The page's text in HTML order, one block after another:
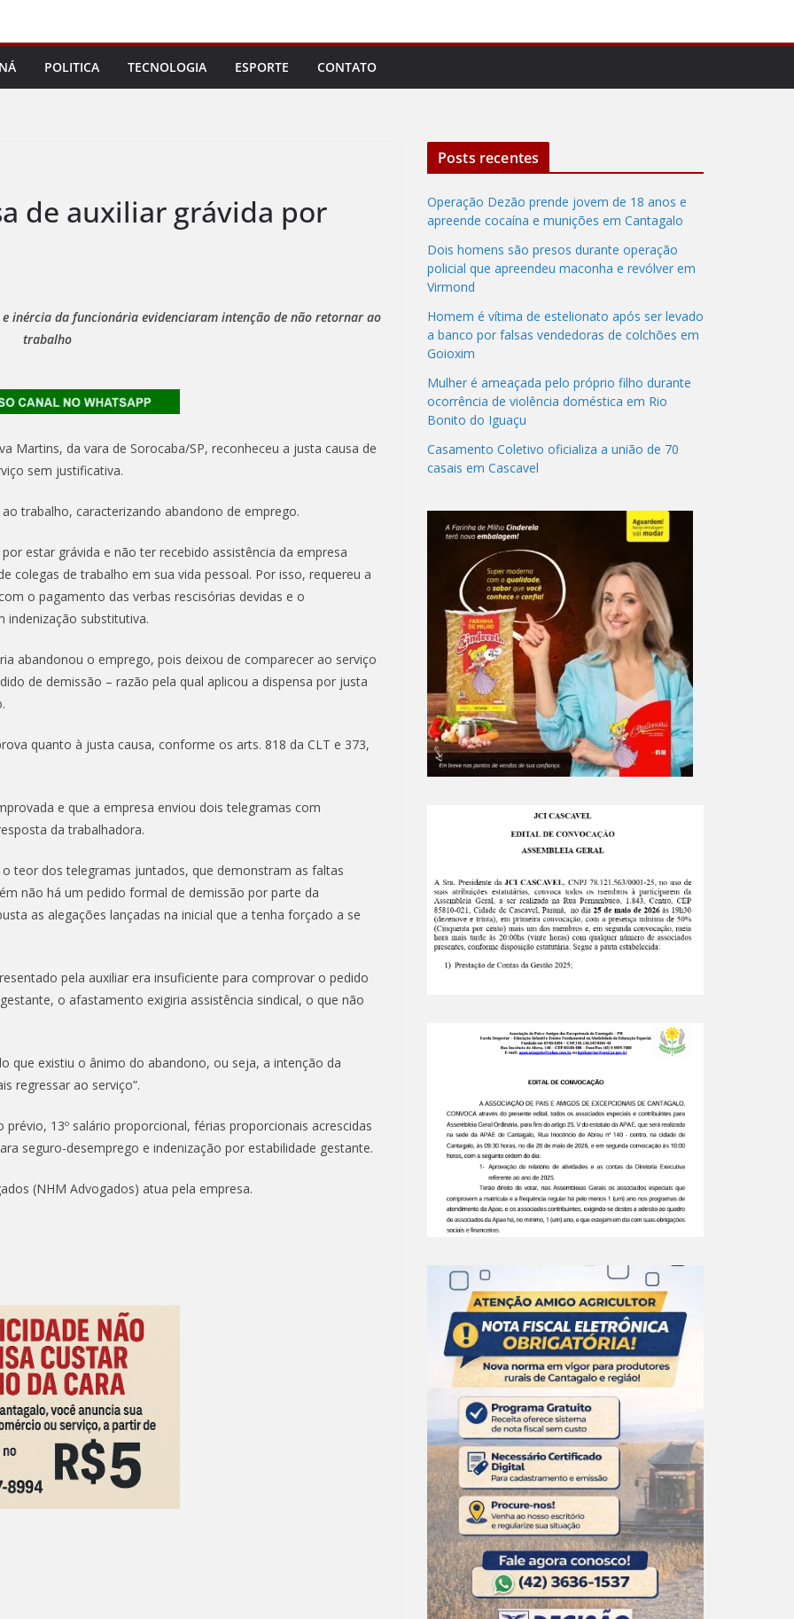
POLITICA TECNOLOGIA ESPORTE CONTATO
de auxiliar grávida por
inércia da funcionária evidenciaram intenção de não retornar ao
trabalho
Martins, da vara de Sorocaba/SP, reconheceu a justa causa de
sem justificativa.
trabalho, caracterizando abandono de emprego.
estar grávida e não ter recebido assistência da empresa
colegas de trabalho em sua vida pessoal. Por isso, requereu a
o pagamento das verbas rescisórias devidas e o
indenização substitutiva.
abandonou o emprego, pois deixou de comparecer ao serviço
de demissão – razão pela qual aplicou a dispensa por justa
quanto à justa causa, conforme os arts. 818 da CLT e 373,
e que a empresa enviou dois telegramas com
da trabalhadora.
teor dos telegramas juntados, que demonstram as faltas
não há um pedido formal de demissão por parte da
as alegações lançadas na inicial que a tenha forçado a se
pela auxiliar era insuficiente para comprovar o pedido
o afastamento exigiria assistência sindical, o que não
que existiu o ânimo do abandono, ou seja, a intenção da
regressar ao serviço”.
13º salário proporcional, férias proporcionais acrescidas
seguro-desemprego e indenização por estabilidade gestante.
(NHM Advogados) atua pela empresa.
Posts recentes
Operação Dezão prende jovem de 18 anos e
apreende cocaína e munições em Cantagalo
Dois homens são presos durante operação
policial que apreendeu maconha e revólver em
Virmond
Homem é vítima de estelionato após ser levado
a banco por falsas vendedoras de colchões em
Goioxim
Mulher é ameaçada pelo próprio filho durante
ocorrência de violência doméstica em Rio
Bonito do Iguaçu
Casamento Coletivo oficializa a união de 70
casais em Cascavel